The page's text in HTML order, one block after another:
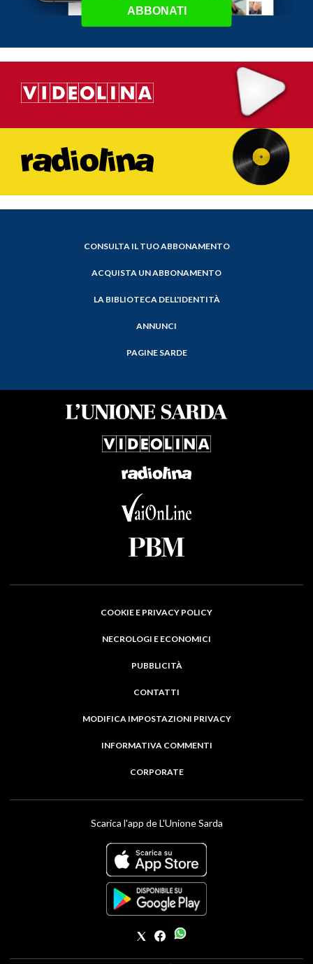
ABBONATI
CONSULTA IL TUO ABBONAMENTO
ACQUISTA UN ABBONAMENTO
LA BIBLIOTECA DELL'IDENTITÀ
ANNUNCI
PAGINE SARDE
COOKIE E PRIVACY POLICY
NECROLOGI E ECONOMICI
PUBBLICITÀ
CONTATTI
MODIFICA IMPOSTAZIONI PRIVACY
INFORMATIVA COMMENTI
CORPORATE
Scarica l'app de L'Unione Sarda